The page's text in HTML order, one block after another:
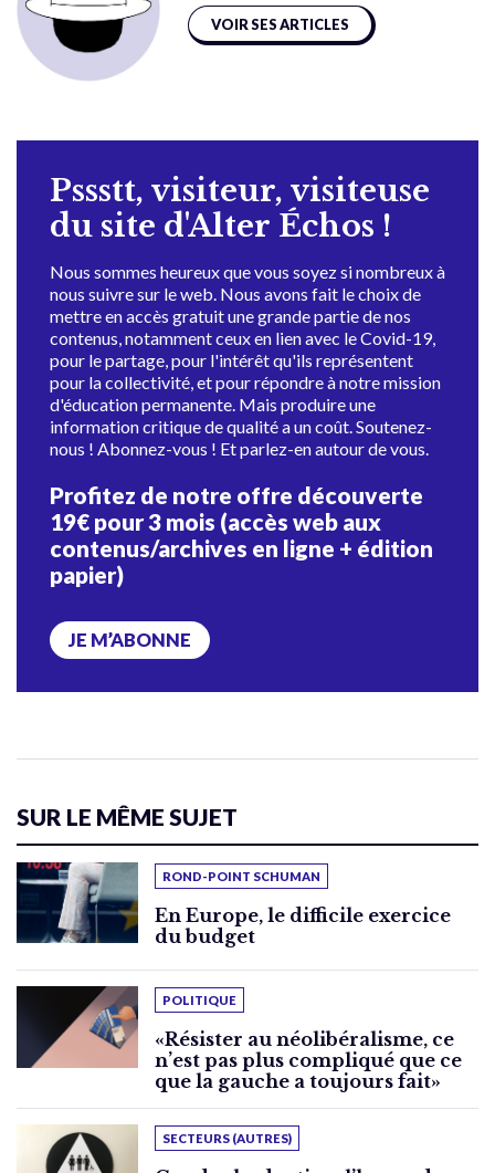
VOIR SES ARTICLES
Pssstt, visiteur, visiteuse
du site d'Alter Échos !
Nous sommes heureux que vous soyez si nombreux à
nous suivre sur le web. Nous avons fait le choix de
mettre en accès gratuit une grande partie de nos
contenus, notamment ceux en lien avec le Covid-19,
pour le partage, pour l'intérêt qu'ils représentent
pour la collectivité, et pour répondre à notre mission
d'éducation permanente. Mais produire une
information critique de qualité a un coût. Soutenez-
nous ! Abonnez-vous ! Et parlez-en autour de vous.
Profitez de notre offre découverte
19€ pour 3 mois (accès web aux
contenus/archives en ligne + édition
papier)
JE M’ABONNE
SUR LE MÊME SUJET
ROND-POINT SCHUMAN
En Europe, le difficile exercice
du budget
POLITIQUE
«Résister au néolibéralisme, ce
n’est pas plus compliqué que ce
que la gauche a toujours fait»
SECTEURS (AUTRES)